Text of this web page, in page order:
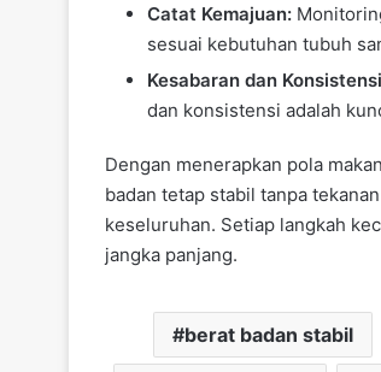
Catat Kemajuan:
sesuai kebutuhan tubuh
Kesabaran dan
dan konsistensi adalah
Dengan menerapkan pola
badan tetap stabil tanpa
keseluruhan. Setiap langkah
jangka panjang.
berat badan stabil